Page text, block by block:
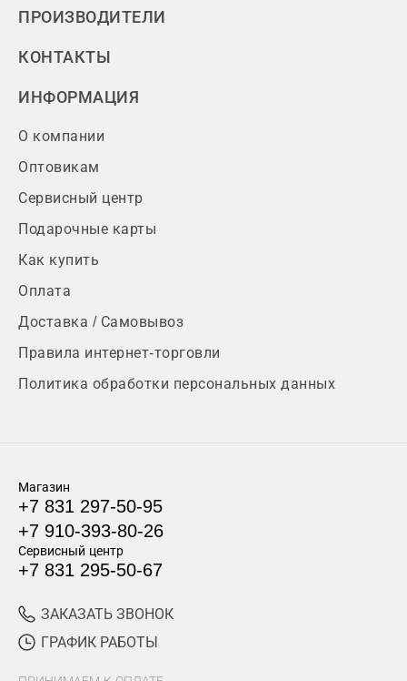
ПРОИЗВОДИТЕЛИ
КОНТАКТЫ
ИНФОРМАЦИЯ
О компании
Оптовикам
Сервисный центр
Подарочные карты
Как купить
Оплата
Доставка / Самовывоз
Правила интернет-торговли
Политика обработки персональных данных
Магазин
+7 831 297-50-95
+7 910-393-80-26
Сервисный центр
+7 831 295-50-67
ЗАКАЗАТЬ ЗВОНОК
ГРАФИК РАБОТЫ